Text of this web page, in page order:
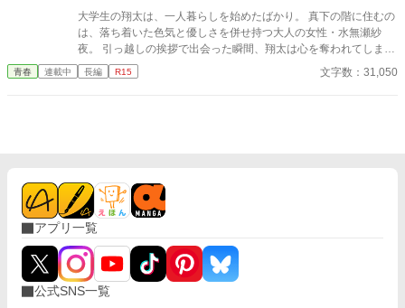
大学生の翔太は、一人暮らしを始めたばかり。 真下の階に住むの
は、落ち着いた色気と優しさを併せ持つ大人の女性・水無瀬紗
夜。 引っ越しの挨拶で出会った瞬間、翔太は心を奪われてしま
う。 偶然にもアルバイト先のスーパーで再会した彼女は、翔太を
すぐに採用し、温かく仕事を教えてくれる存在だった。 ある日の
青春 連載中 長編 R15 文字数：31,050
アプリ一覧
公式SNS一覧